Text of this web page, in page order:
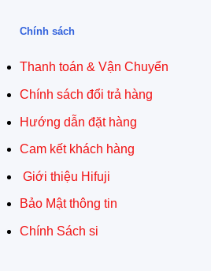
Chính sách
Thanh toán & Vận Chuyển
Chính sách đổi trả hàng
Hướng dẫn đặt hàng
Cam kết khách hàng
Giới thiệu Hifuji
Bảo Mật thông tin
Chính Sách si